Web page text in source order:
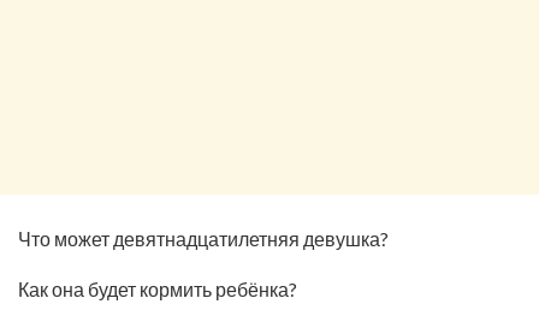
Что может девятнадцатилетняя девушка?
Как она будет кормить ребёнка?